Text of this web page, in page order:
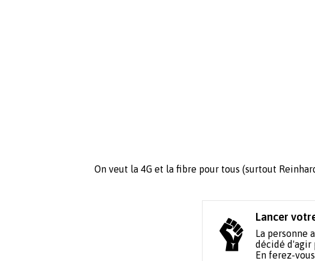
On veut la 4G et la fibre pour tous (surtout
Lancer
La personne
décidé d'agir
En ferez-